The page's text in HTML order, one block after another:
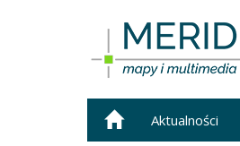
Aktualności